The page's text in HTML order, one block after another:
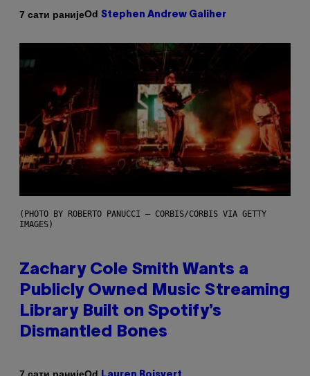
7 сати ранијеOd Stephen Andrew Galiher
(PHOTO BY ROBERTO PANUCCI – CORBIS/CORBIS VIA GETTY
IMAGES)
Zachary Cole Smith Wants a
Publicly Owned Music Streaming
Library Built on Spotify’s
Dismantled Bones